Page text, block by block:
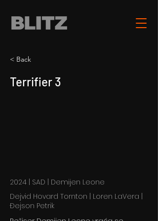
< Back
Terrifier 3
2024 | SAD | Demijen Leone
Dejvid Hovard Tornton | Loren LaVera |
Đejson Petrik